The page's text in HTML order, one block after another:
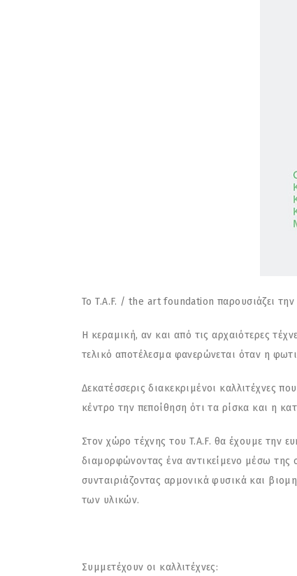
Το T.A.F. / the art foundation παρουσιάζει την
Η κεραμική, αν και από τις αρχαιότερες
τελικό αποτέλεσμα φανερώνεται όταν η
Δεκατέσσερις διακεκριμένοι καλλιτέχνες
κέντρο την πεποίθηση ότι τα ρίσκα και η
Στον χώρο τέχνης του T.A.F. θα έχουμε την
διαμορφώνοντας ένα αντικείμενο μέσω της
συνταιριάζοντας αρμονικά φυσικά και
των υλικών.
Συμμετέχουν οι καλλιτέχνες: